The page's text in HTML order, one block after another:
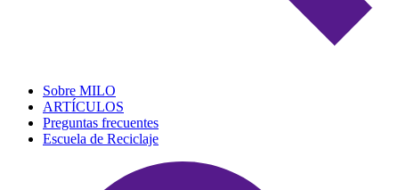
Sobre MILO
ARTÍCULOS
Preguntas frecuentes
Escuela de Reciclaje